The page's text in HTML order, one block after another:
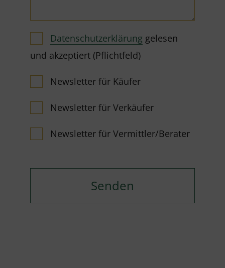
Datenschutzerklärung gelesen
und akzeptiert (Pflichtfeld)
Newsletter für Käufer
Newsletter für Verkäufer
Newsletter für Vermittler/Berater